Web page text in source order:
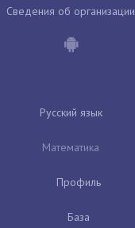
Сведения об организации
Русский язык
Математика
Профиль
База